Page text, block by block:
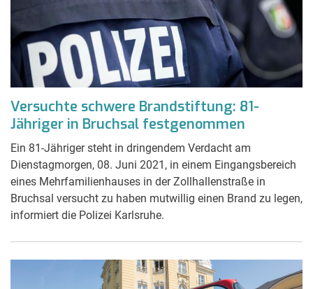
Versuchte schwere Brandstiftung: 81-
Jähriger in Bruchsal festgenommen
Ein 81-Jähriger steht in dringendem Verdacht am
Dienstagmorgen, 08. Juni 2021, in einem Eingangsbereich
eines Mehrfamilienhauses in der Zollhallenstraße in
Bruchsal versucht zu haben mutwillig einen Brand zu legen,
informiert die Polizei Karlsruhe.